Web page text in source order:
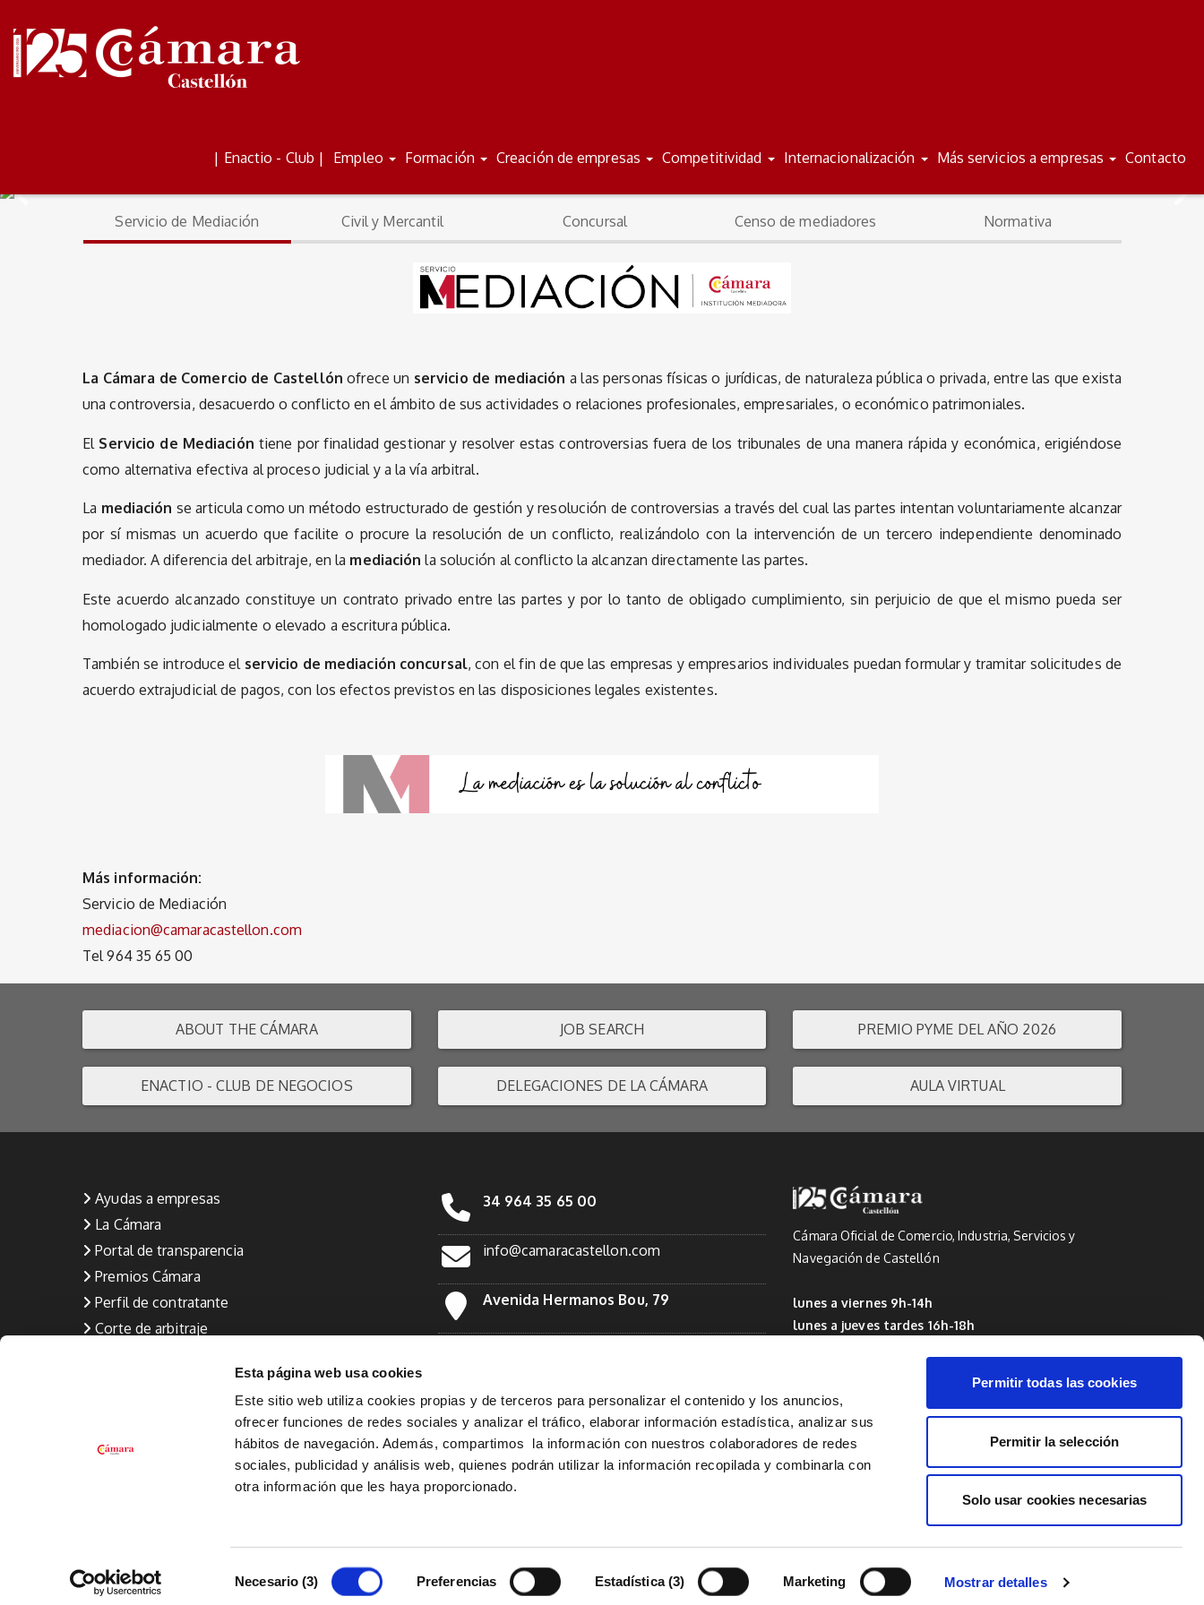
Esta página web usa cookies
Este sitio web utiliza cookies propias y de terceros para personalizar el contenido y los anuncios,
ofrecer funciones de redes sociales y analizar el tráfico, elaborar información estadística, analizar sus
hábitos de navegación. Además, compartimos la información con nuestros colaboradores de redes
sociales, publicidad y análisis web, quienes podrán utilizar la información recopilada y combinarla con
otra información que les haya proporcionado.
Necesario (3) Preferencias Estadística (3) Marketing Mostrar detalles
Permitir todas las cookies
Permitir la selección
Solo usar cookies necesarias
| Enactio - Club | Empleo Formación Creación de empresas Competitividad Internacionalización Más servicios a empresas Contacto
Servicio de Mediación Civil y Mercantil Concursal Censo de mediadores Normativa
La Cámara de Comercio de Castellón ofrece un servicio de mediación a las personas físicas o jurídicas, de naturaleza pública o privada, entre las que exista
una controversia, desacuerdo o conflicto en el ámbito de sus actividades o relaciones profesionales, empresariales, o económico patrimoniales.
El Servicio de Mediación tiene por finalidad gestionar y resolver estas controversias fuera de los tribunales de una manera rápida y económica, erigiéndose
como alternativa efectiva al proceso judicial y a la vía arbitral.
La mediación se articula como un método estructurado de gestión y resolución de controversias a través del cual las partes intentan voluntariamente alcanzar
por sí mismas un acuerdo que facilite o procure la resolución de un conflicto, realizándolo con la intervención de un tercero independiente denominado
mediador. A diferencia del arbitraje, en la mediación la solución al conflicto la alcanzan directamente las partes.
Este acuerdo alcanzado constituye un contrato privado entre las partes y por lo tanto de obligado cumplimiento, sin perjuicio de que el mismo pueda ser
homologado judicialmente o elevado a escritura pública.
También se introduce el servicio de mediación concursal, con el fin de que las empresas y empresarios individuales puedan formular y tramitar solicitudes de
acuerdo extrajudicial de pagos, con los efectos previstos en las disposiciones legales existentes.
Más información:
Servicio de Mediación
mediacion@camaracastellon.com
Tel 964 35 65 00
ABOUT THE CÁMARA JOB SEARCH PREMIO PYME DEL AÑO 2026
ENACTIO - CLUB DE NEGOCIOS DELEGACIONES DE LA CÁMARA AULA VIRTUAL
Ayudas a empresas
La Cámara
Portal de transparencia
Premios Cámara
Perfil de contratante
Corte de arbitraje
Política de calidad (Formación y Empleo)
Canal de denuncia
34 964 35 65 00
info@camaracastellon.com
Avenida Hermanos Bou, 79
Twitter
Linkedin
TR_INSTAGRAM
Cámara Oficial de Comercio, Industria, Servicios y
Navegación de Castellón
lunes a viernes 9h-14h
lunes a jueves tardes 16h-18h
* Del 1 de julio al 15 de septiembre: de 9h a 14h